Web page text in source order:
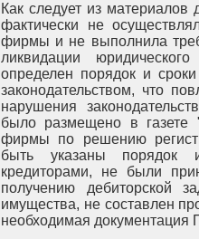
Как следует из
фактически не
фирмы и не выполнила
ликвидации
определен порядок и
законодательством, что
нарушения
было размещено в газете
фирмы по решению
быть указаны порядок
кредиторами, не были
получению дебиторской
имущества, не составлен
необходимая документация